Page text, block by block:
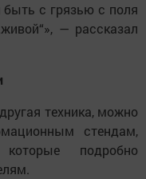
быть с грязью с поля
— рассказал
техника, можно
стендам,
подробно